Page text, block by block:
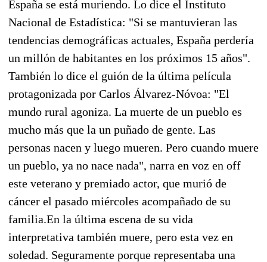
España se está muriendo. Lo dice el Instituto
Nacional de Estadística: "Si se mantuvieran las
tendencias demográficas actuales, España perdería
un millón de habitantes en los próximos 15 años".
También lo dice el guión de la última película
protagonizada por Carlos Álvarez-Nóvoa: "El
mundo rural agoniza. La muerte de un pueblo es
mucho más que la un puñado de gente. Las
personas nacen y luego mueren. Pero cuando muere
un pueblo, ya no nace nada", narra en voz en off
este veterano y premiado actor, que murió de
cáncer el pasado miércoles acompañado de su
familia.En la última escena de su vida
interpretativa también muere, pero esta vez en
soledad. Seguramente porque representaba una